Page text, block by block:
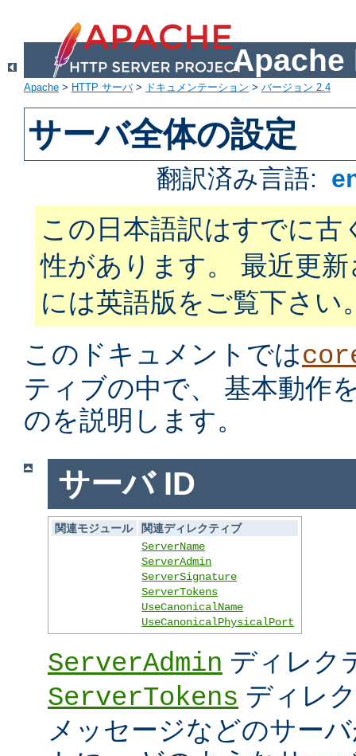
Apache
Apache > HTTP サーバ> ドキュメンテーション > バージョン 2.4
サーバ全体の設定
翻訳済み言語:
この日本語訳はすでに古
性があります。 最近更
には英語版をご覧下さい
このドキュメントでは
ティブの中で、 基本動作
のを説明します。
サーバ ID
関連モジュール
関連ディレクティブ
ServerName
ServerAdmin
ServerSignature
ServerTokens
UseCanonicalName
UseCanonicalPhysicalPort
ServerAdmin ディレク
ServerTokens ディレ
メッセージなどのサー